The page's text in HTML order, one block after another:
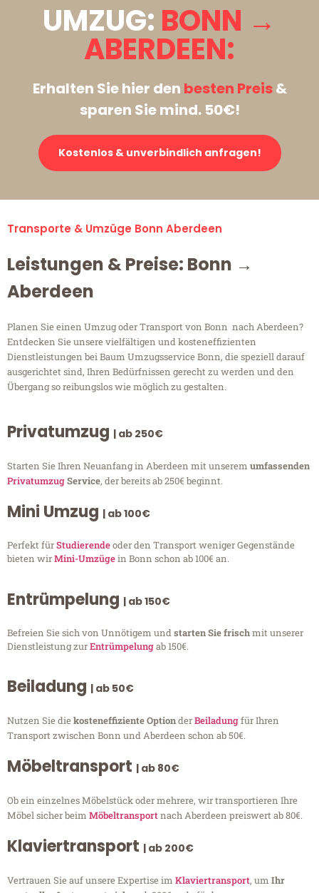
UMZUG: BONN →
ABERDEEN:
Erhalten Sie hier den besten Preis&
sparen Sie mind. 50€!
Kostenlos & unverbindlich anfragen!
Transporte & Umzüge Bonn Aberdeen
Leistungen & Preise: Bonn →
Aberdeen
Planen Sie einen Umzug oder Transport von Bonn nach Aberdeen?
Entdecken Sie unsere vielfältigen und kosteneffizienten
Dienstleistungen bei Baum Umzugsservice Bonn, die speziell darauf
ausgerichtet sind, Ihren Bedürfnissen gerecht zu werden und den
Übergang so reibungslos wie möglich zu gestalten.
Privatumzug | ab 250€
Starten Sie Ihren Neuanfang in Aberdeen mit unserem umfassenden
PrivatumzugService, der bereits ab 250€ beginnt.
Mini Umzug | ab 100€
Perfekt fürStudierendeoder den Transport weniger Gegenstände
bieten wirMini-Umzügein Bonn schon ab 100€ an.
Entrümpelung | ab 150€
Befreien Sie sich von Unnötigem undstarten Sie frischmit unserer
Dienstleistung zurEntrümpelungab 150€.
Beiladung | ab 50€
Nutzen Sie diekosteneffiziente OptionderBeiladungfür Ihren
Transport zwischen Bonn und Aberdeen schon ab 50€.
Möbeltransport | ab 80€
Ob ein einzelnes Möbelstück oder mehrere, wir transportieren Ihre
Möbel sicher beim Möbeltransportnach Aberdeen preiswert ab 80€.
Klaviertransport | ab 200€
Vertrauen Sie auf unsere Expertise im Klaviertransport, um Ihr